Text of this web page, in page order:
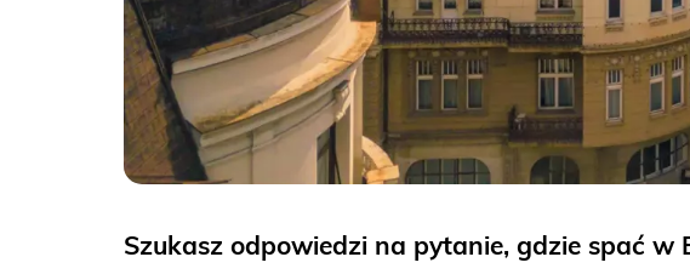
Szukasz odpowiedzi na pytanie, gdzie spać